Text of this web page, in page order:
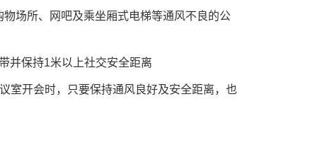
场所、网吧及乘坐厢式电梯等通风不良的公
保持1米以上社交安全距离
开会时，只要保持通风良好及安全距离，也